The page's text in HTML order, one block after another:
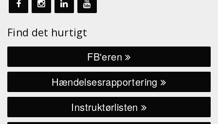
Find det hurtigt
FB'eren
Hændelsesrapportering
Instruktørlisten